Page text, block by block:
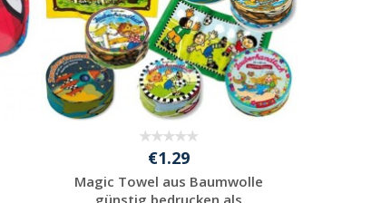
€1.29
Magic Towel aus Baumwolle
günstig bedrucken als